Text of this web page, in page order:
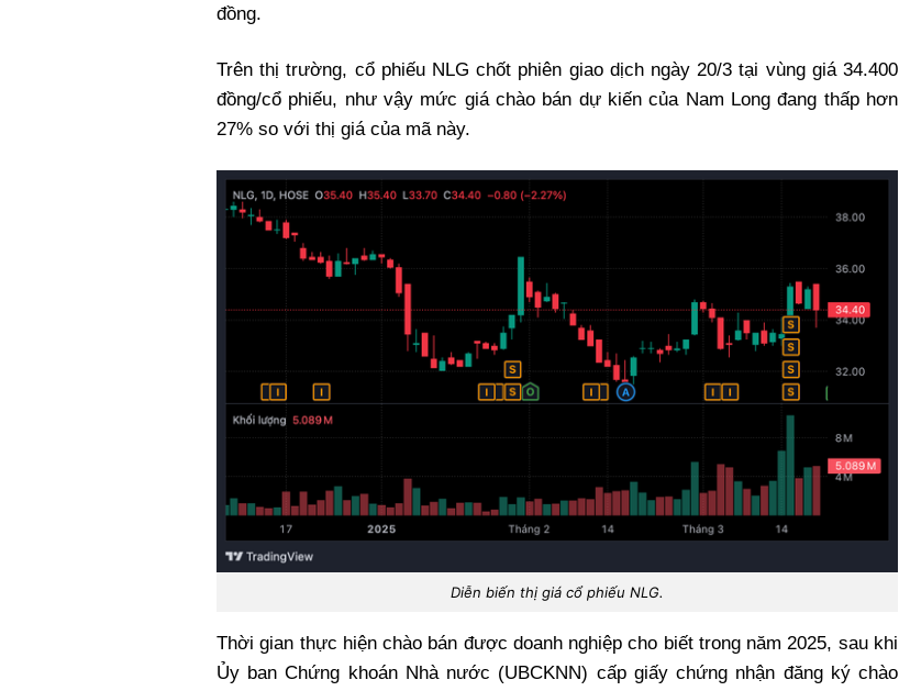
đồng.
Trên thị trường, cổ phiếu NLG chốt phiên giao dịch ngày 20/3 tại vùng giá 34.400
đồng/cổ phiếu, như vậy mức giá chào bán dự kiến của Nam Long đang thấp hơn
27% so với thị giá của mã này.
Diễn biến thị giá cổ phiếu NLG.
Thời gian thực hiện chào bán được doanh nghiệp cho biết trong năm 2025, sau khi
Ủy ban Chứng khoán Nhà nước (UBCKNN) cấp giấy chứng nhận đăng ký chào